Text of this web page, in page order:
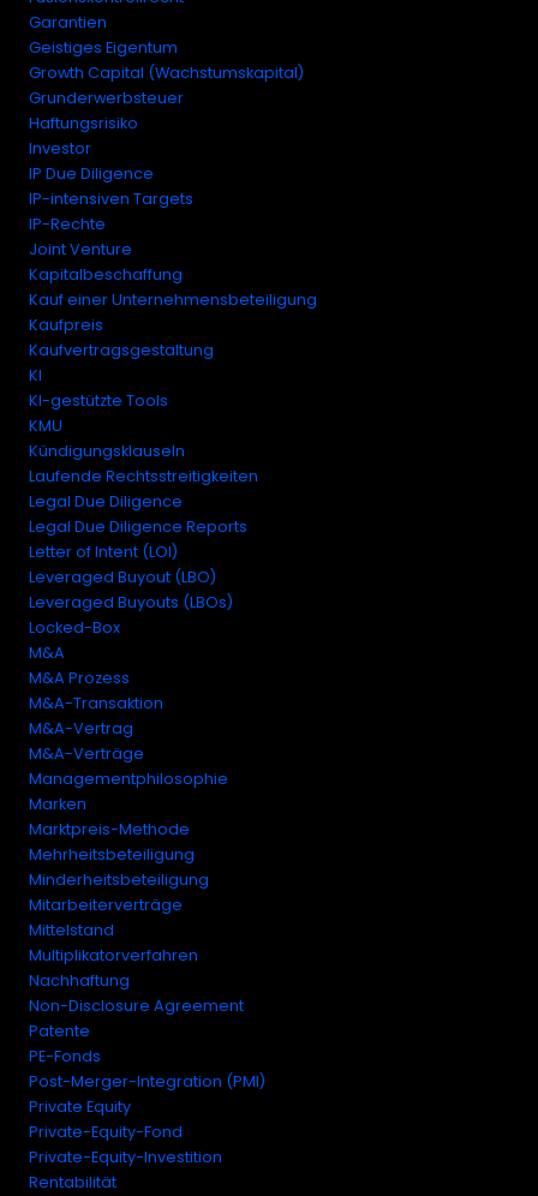
Garantien
Geistiges Eigentum
Growth Capital (Wachstumskapital)
Grunderwerbsteuer
Haftungsrisiko
Investor
IP Due Diligence
IP-intensiven Targets
IP-Rechte
Joint Venture
Kapitalbeschaffung
Kauf einer Unternehmensbeteiligung
Kaufpreis
Kaufvertragsgestaltung
KI
KI-gestützte Tools
KMU
Kündigungsklauseln
Laufende Rechtsstreitigkeiten
Legal Due Diligence
Legal Due Diligence Reports
Letter of Intent (LOI)
Leveraged Buyout (LBO)
Leveraged Buyouts (LBOs)
Locked-Box
M&A
M&A Prozess
M&A-Transaktion
M&A-Vertrag
M&A-Verträge
Managementphilosophie
Marken
Marktpreis-Methode
Mehrheitsbeteiligung
Minderheitsbeteiligung
Mitarbeiterverträge
Mittelstand
Multiplikatorverfahren
Nachhaftung
Non-Disclosure Agreement
Patente
PE-Fonds
Post-Merger-Integration (PMI)
Private Equity
Private-Equity-Fond
Private-Equity-Investition
Rentabilität